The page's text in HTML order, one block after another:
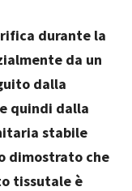
durante la
da un
dalla
quindi dalla
stabile
dimostrato che
tissutale è